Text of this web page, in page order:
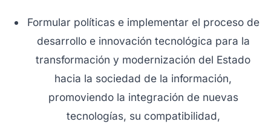
Formular políticas e implementar el proceso de
desarrollo e innovación tecnológica para la
transformación y modernización del Estado
hacia la sociedad de la información,
promoviendo la integración de nuevas
tecnologías, su compatibilidad,